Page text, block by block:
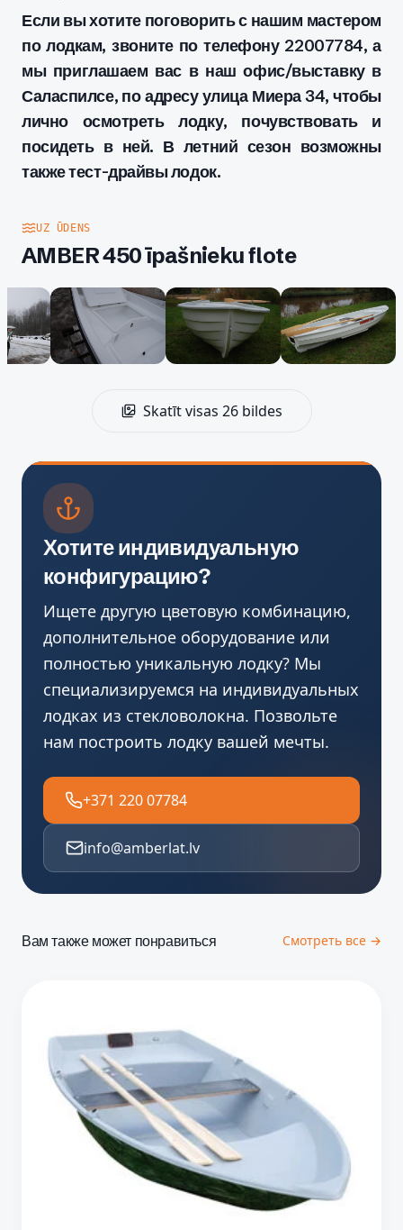
Если вы хотите поговорить с нашим мастером
по лодкам, звоните по телефону 22007784, а
мы приглашаем вас в наш офис/выставку в
Саласпилсе, по адресу улица Миера 34, чтобы
лично осмотреть лодку, почувствовать и
посидеть в ней. В летний сезон возможны
также тест-драйвы лодок.
UZ ŪDENS
AMBER 450 īpašnieku flote
Skatīt visas 26 bildes
Хотите индивидуальную
конфигурацию?
Ищете другую цветовую комбинацию,
дополнительное оборудование или
полностью уникальную лодку? Мы
специализируемся на индивидуальных
лодках из стекловолокна. Позвольте
нам построить лодку вашей мечты.
+371 220 07784
info@amberlat.lv
Вам также может понравиться Смотреть все →